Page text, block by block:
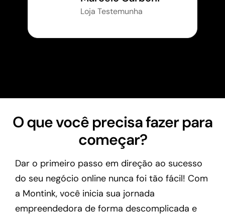
Loja Testemunha
O que você precisa fazer para
começar?
Dar o primeiro passo em direção ao sucesso
do seu negócio online nunca foi tão fácil! Com
a Montink, você inicia sua jornada
empreendedora de forma descomplicada e